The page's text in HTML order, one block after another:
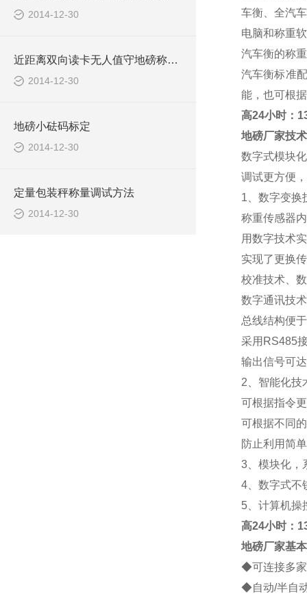
2014-12-30
近距离双向读卡无人值守地磅称重系统报价清单
2014-12-30
地磅小砝码标定
2014-12-30
定量包装秤称量调试方法
2014-12-30
车衡、全汽
电脑和称重
汽车衡的称
汽车衡标准
能，也可根
高24小时：
地磅厂家技
数字式模块
调试更方便
1、数字变换
称重传感器
用数字技术
实现了更换
校准技术、
数字通讯技术
总线结构便
采用RS485
输出信号可
2、智能化技
可根据指令
可根据不同
防止利用简
3、模块化，
4、数字式不
5、计算机操
高24小时：
地磅厂家基
◆可连接多
◆自动/半自